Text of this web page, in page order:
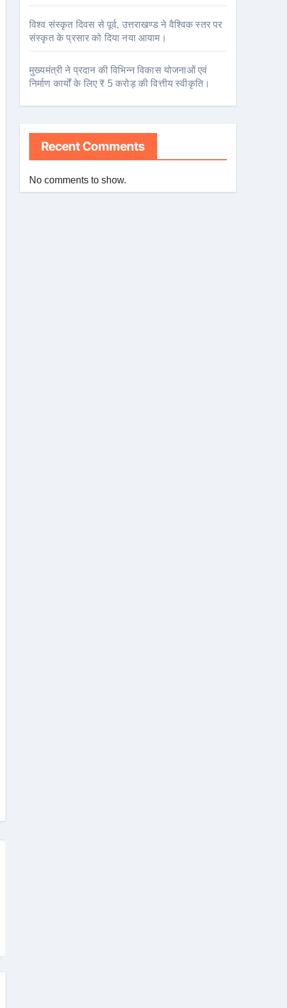
विश्व संस्कृत दिवस से पूर्व, उत्तराखण्ड ने वैश्विक स्तर पर
संस्कृत के प्रसार को दिया नया आयाम।
मुख्यमंत्री ने प्रदान की विभिन्न विकास योजनाओं एवं
निर्माण कार्यों के लिए ₹ 5 करोड़ की वित्तीय स्वीकृति।
Recent Comments
No comments to show.